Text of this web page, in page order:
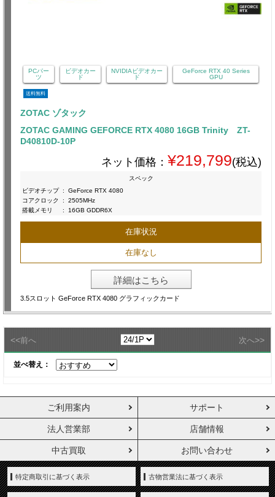
PCパー
ツ
ビデオカー
ド
NVIDIAビデオカー
ド
GeForce RTX 40 Series
GPU
送料無料
ZOTAC ゾタック
ZOTAC GAMING GEFORCE RTX 4080 16GB Trinity ZT-
D40810D-10P
ネット価格： ¥219,799(税込)
スペック
ビデオチップ :
GeForce RTX 4080
コアクロック
:
2505MHz
搭載メモリ
: 16GB GDDR6X
在庫状況
在庫なし
詳細はこちら
3.5スロット GeForce RTX 4080 グラフィックカード
<<前へ 次へ>>
並べ替え：
ご利用案内 サポート
法人営業部 店舗情報
中古買取 お問い合わせ
特定商取引に基づく表示 古物営業法に基づく表示